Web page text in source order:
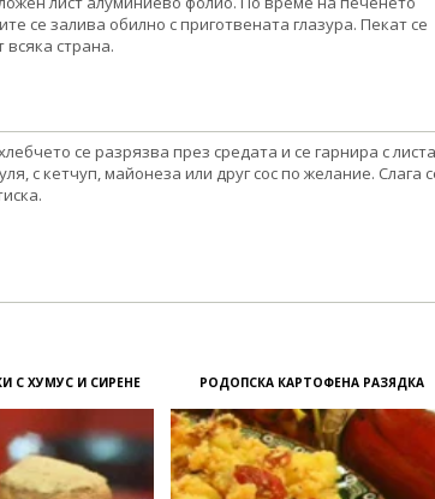
се залива обилно с приготвената глазура. Пекат се
всяка страна.
се разрязва през средата и се гарнира с листа
с кетчуп, майонеза или друг сос по желание. Слага
С ХУМУС И СИРЕНЕ РОДОПСКА КАРТОФЕНА РАЗЯДКА